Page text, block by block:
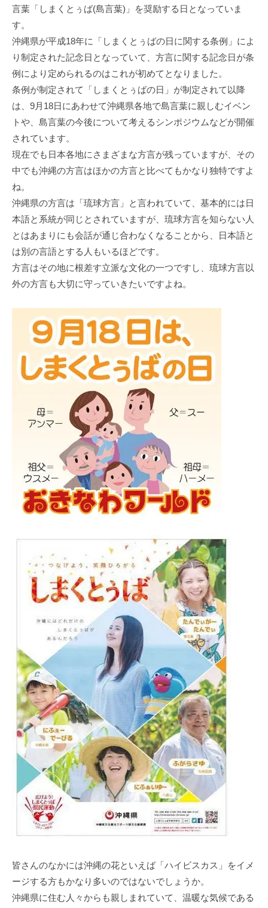
言葉「しまくとぅば(島言葉)」を奨励する日となっていま
す。
沖縄県が平成18年に「しまくとぅばの日に関する条例」によ
り制定された記念日となっていて、方言に関する記念日が条
例により定められるのはこれが初めてとなりました。
条例が制定されて「しまくとぅばの日」が制定されて以降
は、9月18日にあわせて沖縄県各地で島言葉に親しむイベン
トや、島言葉の今後について考えるシンポジウムなどが開催
されています。
現在でも日本各地にさまざまな方言が残っていますが、その
中でも沖縄の方言はほかの方言と比べてもかなり独特ですよ
ね。
沖縄県の方言は「琉球方言」と言われていて、基本的には日
本語と系統が同じとされていますが、琉球方言を知らない人
とはあまりにも会話が通じ合わなくなることから、日本語と
は別の言語とする人もいるほどです。
方言はその地に根差す立派な文化の一つですし、琉球方言以
外の方言も大切に守っていきたいですよね。
皆さんのなかには沖縄の花といえば「ハイビスカス」をイメ
ージする方もかなり多いのではないでしょうか。
沖縄県に住む人々からも親しまれていて、温暖な気候である